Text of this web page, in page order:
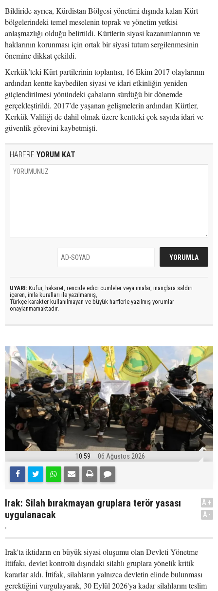
Bildiride ayrıca, Kürdistan Bölgesi yönetimi dışında kalan Kürt
bölgelerindeki temel meselenin toprak ve yönetim yetkisi
anlaşmazlığı olduğu belirtildi. Kürtlerin siyasi kazanımlarının ve
haklarının korunması için ortak bir siyasi tutum sergilenmesinin
önemine dikkat çekildi.
Kerkük’teki Kürt partilerinin toplantısı, 16 Ekim 2017 olaylarının
ardından kentte kaybedilen siyasi ve idari etkinliğin yeniden
güçlendirilmesi yönündeki çabaların sürdüğü bir dönemde
gerçekleştirildi. 2017’de yaşanan gelişmelerin ardından Kürtler,
Kerkük Valiliği de dahil olmak üzere kentteki çok sayıda idari ve
güvenlik görevini kaybetmişti.
HABERE YORUM KAT
UYARI: Küfür, hakaret, rencide edici cümleler veya imalar, inançlara saldırı
içeren, imla kuralları ile yazılmamış,
Türkçe karakter kullanılmayan ve büyük harflerle yazılmış yorumlar
onaylanmamaktadır.
10:59 06 Ağustos 2026
Irak: Silah bırakmayan gruplara terör yasası
uygulanacak
.
A+
A-
Irak'ta iktidarın en büyük siyasi oluşumu olan Devleti Yönetme
İttifakı, devlet kontrolü dışındaki silahlı gruplara yönelik kritik
kararlar aldı. İttifak, silahların yalnızca devletin elinde bulunması
gerektiğini vurgulayarak, 30 Eylül 2026'ya kadar silahlarını teslim